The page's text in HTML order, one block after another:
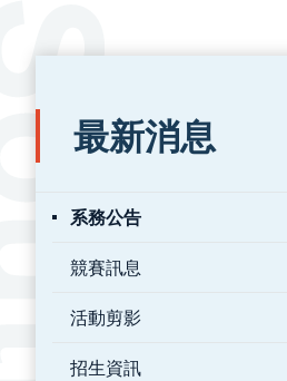
:::
最新消息
系務公告
競賽訊息
活動剪影
招生資訊